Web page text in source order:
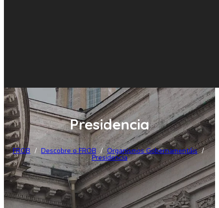
Presidencia
FROB / Descobre o FROB / Organismos Gobernamentáis /
Presidencia